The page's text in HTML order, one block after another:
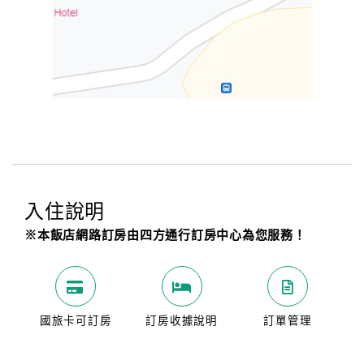
入住說明
※本飯店網路訂房由四方通行訂房中心為您服務！
國旅卡可訂房 訂房收據說明 訂單管理